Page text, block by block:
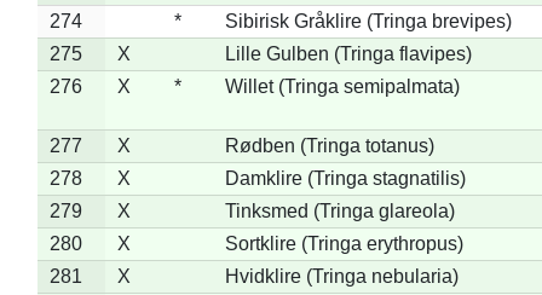
274
*
Sibirisk Gråklire (Tringa brevipes)
275
X
Lille Gulben (Tringa flavipes)
276
X * Willet (Tringa semipalmata)
277 X
Rødben (Tringa totanus)
278
X
Damklire (Tringa stagnatilis)
279
X
Tinksmed (Tringa glareola)
280
X
Sortklire (Tringa erythropus)
281
X
Hvidklire (Tringa nebularia)